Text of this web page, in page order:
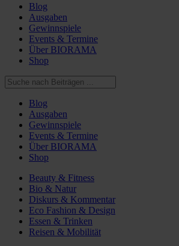
Blog
Ausgaben
Gewinnspiele
Events & Termine
Über BIORAMA
Shop
Blog
Ausgaben
Gewinnspiele
Events & Termine
Über BIORAMA
Shop
Beauty & Fitness
Bio & Natur
Diskurs & Kommentar
Eco Fashion & Design
Essen & Trinken
Reisen & Mobilität